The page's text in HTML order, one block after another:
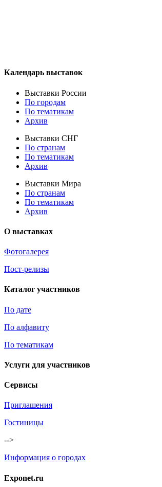
Календарь выставок
Выставки России
По городам
По тематикам
Архив
Выставки СНГ
По странам
По тематикам
Архив
Выставки Мира
По странам
По тематикам
Архив
О выставках
Фотогалерея
Пост-релизы
Каталог участников
По дате
По алфавиту
По тематикам
Услуги для участников
Сервисы
Приглашения
Гостиницы
-->
Информация о городах
Exponet.ru